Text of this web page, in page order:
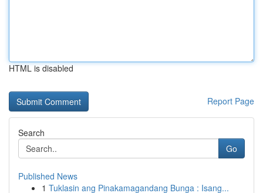
HTML is disabled
Report Page
Search
Go
Published News
1 Tuklasin ang Pinakamagandang Bunga : Isang...